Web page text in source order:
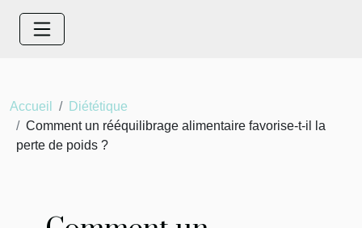
Accueil
Diététique
Comment un rééquilibrage alimentaire favorise-t-il la
perte de poids ?